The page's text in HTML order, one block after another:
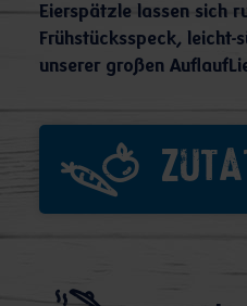
Eierspätzle lassen sich
Frühstücksspeck, leicht-
unserer großen